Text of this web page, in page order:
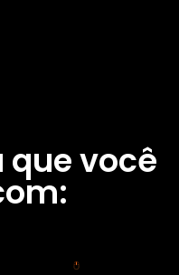
que você